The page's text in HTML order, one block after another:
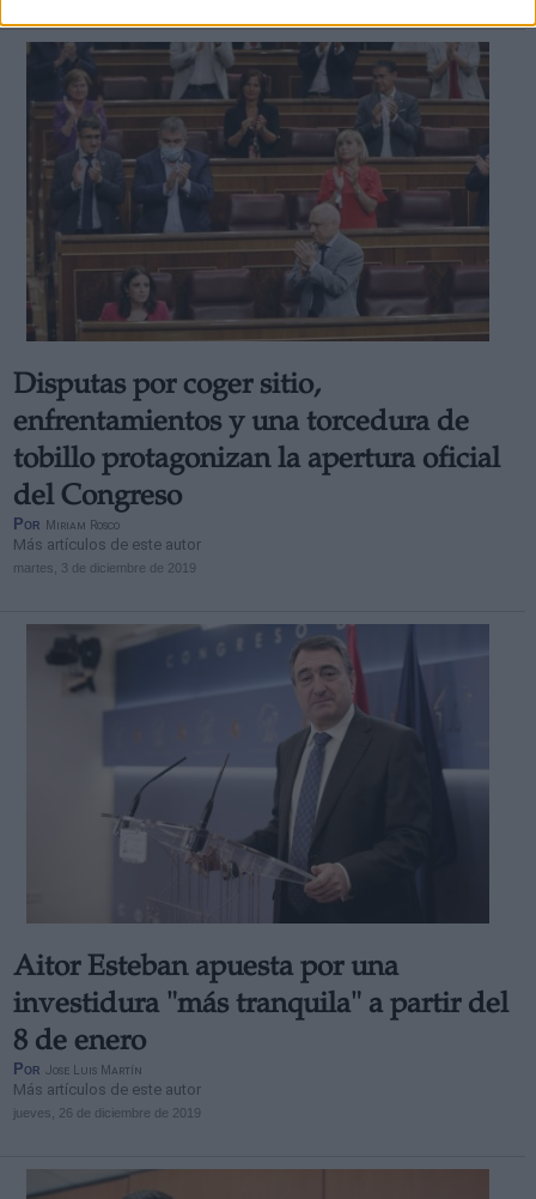
Disputas por coger sitio,
enfrentamientos y una torcedura de
tobillo protagonizan la apertura oficial
del Congreso
Por Miriam Rosco
Más artículos de este autor
martes, 3 de diciembre de 2019
Aitor Esteban apuesta por una
investidura "más tranquila" a partir del
8 de enero
Por Jose Luis Martín
Más artículos de este autor
jueves, 26 de diciembre de 2019